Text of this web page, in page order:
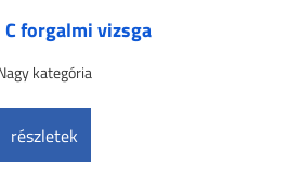
forgalmi vizsga
kategória
részletek